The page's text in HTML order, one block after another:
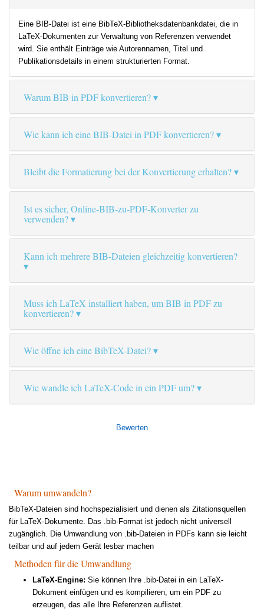
Eine BIB-Datei ist eine BibTeX-Bibliotheksdatenbankdatei, die in
LaTeX-Dokumenten zur Verwaltung von Referenzen verwendet
wird. Sie enthält Einträge wie Autorennamen, Titel und
Publikationsdetails in einem strukturierten Format.
Warum BIB in PDF konvertieren?
Wie kann ich eine BIB-Datei in PDF konvertieren?
Bleibt die Formatierung bei der Konvertierung erhalten?
Ist es sicher, Online-BIB-zu-PDF-Konverter zu
verwenden?
Kann ich mehrere BIB-Dateien gleichzeitig konvertieren?
Muss ich LaTeX installiert haben, um BIB in PDF zu
konvertieren?
Wie öffne ich eine BibTeX-Datei?
Wie wandle ich LaTeX-Code in ein PDF um?
Bewerten
Warum umwandeln?
BibTeX-Dateien sind hochspezialisiert und dienen als Zitationsquellen
für LaTeX-Dokumente. Das .bib-Format ist jedoch nicht universell
zugänglich. Die Umwandlung von .bib-Dateien in PDFs kann sie leicht
teilbar und auf jedem Gerät lesbar machen
Methoden für die Umwandlung
LaTeX-Engine: Sie können Ihre .bib-Datei in ein LaTeX-
Dokument einfügen und es kompilieren, um ein PDF zu
erzeugen, das alle Ihre Referenzen auflistet.